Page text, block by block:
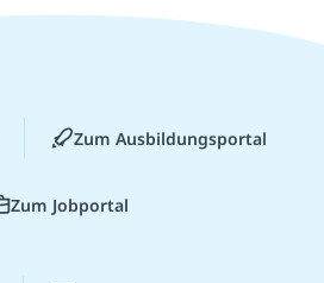
Zum Ausbildungsportal
Zum Jobportal